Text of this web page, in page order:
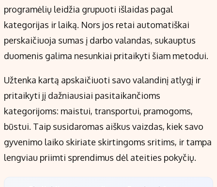
programėlių leidžia grupuoti išlaidas pagal
kategorijas ir laiką. Nors jos retai automatiškai
perskaičiuoja sumas į darbo valandas, sukauptus
duomenis galima nesunkiai pritaikyti šiam metodui.
Užtenka kartą apskaičiuoti savo valandinį atlygį ir
pritaikyti jį dažniausiai pasitaikančioms
kategorijoms: maistui, transportui, pramogoms,
būstui. Taip susidaromas aiškus vaizdas, kiek savo
gyvenimo laiko skiriate skirtingoms sritims, ir tampa
lengviau priimti sprendimus dėl ateities pokyčių.